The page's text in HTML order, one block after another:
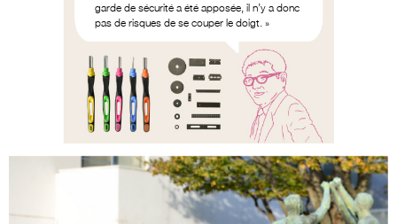
garde de sécurité a été apposée, il n’y a donc
pas de risques de se couper le doigt. »